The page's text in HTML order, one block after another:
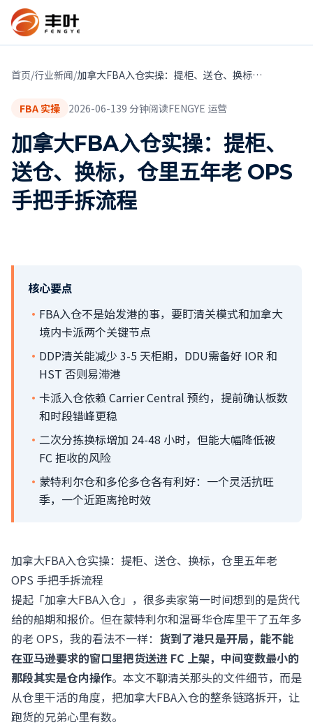
首页/行业新闻/ 加拿大FBA入仓实操：提柜、送仓、换标，仓里五年老 OPS 手把手拆流程
FBA 实操 2026-06-139 分钟阅读FENGYE 运营
加拿大FBA入仓实操：提柜、
送仓、换标，仓里五年老 OPS
手把手拆流程
核心要点
· FBA入仓不是始发港的事，要盯清关模式和加拿大
境内卡派两个关键节点
· DDP清关能减少 3-5 天柜期，DDU需备好 IOR 和
HST 否则易滞港
· 卡派入仓依赖 Carrier Central 预约，提前确认板数
和时段错峰更稳
· 二次分拣换标增加 24-48 小时，但能大幅降低被
FC 拒收的风险
· 蒙特利尔仓和多伦多仓各有利好：一个灵活抗旺
季，一个近距离抢时效
加拿大FBA入仓实操：提柜、送仓、换标，仓里五年老
OPS 手把手拆流程
提起「加拿大FBA入仓」，很多卖家第一时间想到的是货代
给的船期和报价。但在蒙特利尔和温哥华仓库里干了五年多
的老 OPS，我的看法不一样： 货到了港只是开局，能不能
在亚马逊要求的窗口里把货送进 FC 上架，中间变数最小的
那段其实是仓内操作。本文不聊清关那头的文件细节，而是
从仓里干活的角度，把加拿大FBA入仓的整条链路拆开，让
跑货的兄弟心里有数。